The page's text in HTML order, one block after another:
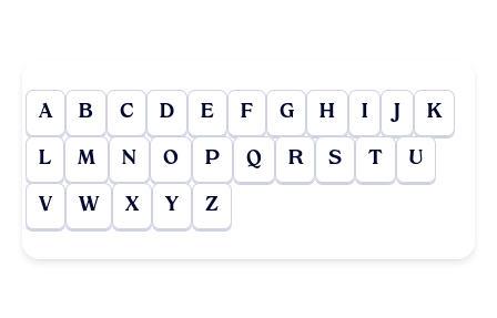
A B C D E F G H I J K
L M N O P Q R S T U
V W X Y Z